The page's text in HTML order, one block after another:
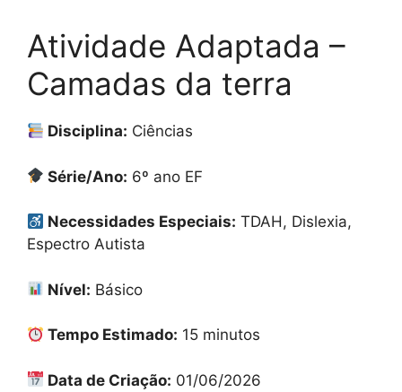
Atividade Adaptada –
Camadas da terra
Disciplina: Ciências
Série/Ano: 6º ano EF
Necessidades Especiais: TDAH, Dislexia,
Espectro Autista
Nível: Básico
Tempo Estimado: 15 minutos
Data de Criação: 01/06/2026